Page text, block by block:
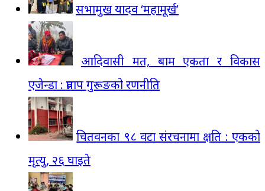
सभामुख यादव ‘महामूर्ख’
आदिवासी मत, बाम एकता र विकास
एजेन्डा : प्रताप गुरूङको रणनीति
चितवनका ९८ वटा संरचनामा क्षति : एकको
मृत्यु, २६ घाइते